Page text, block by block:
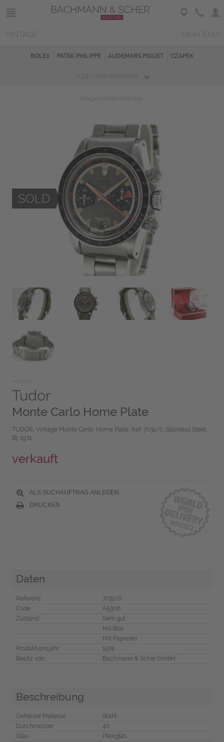
ROLEX PATEK PHILIPPE AUDEMARS PIGUET CZAPEK
Tudor
Monte Carlo Home Plate
TUDOR, Vintage Monte Carlo, Home Plate, Ref. 7031/0, Stainless Steel,
Bj. 1974
verkauft
ALS SUCHAUFTRAG ANLEGEN
DRUCKEN
Daten
Referenz
7031/0
Code
A5906
Zustand
Sehr gut
Mit Box
Mit Papieren
Produktionsjahr
1974
Besitz von
Bachmann & Scher GmbH
Beschreibung
Gehäuse Material
Stahl
Durchmesser
40
Glas
Plexiglas